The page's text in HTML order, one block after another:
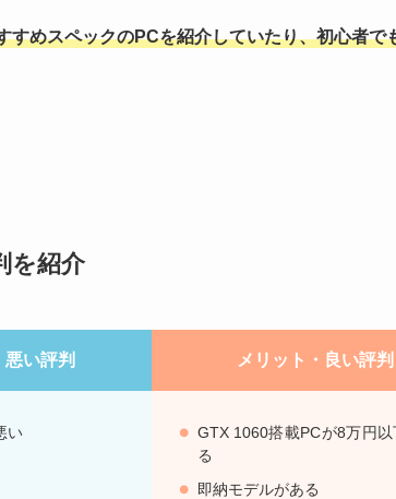
すめスペックのPCを紹介していたり、初心者で
を紹介
い評判 メリット・良い評判
い
GTX 1060搭載PCが8万円
る
即納モデルがある